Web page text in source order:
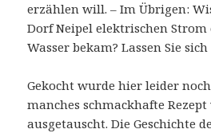
erzählen will. – Im Übrigen:
Dorf Neipel elektrischen Strom
Wasser bekam? Lassen Sie
Gekocht wurde hier leider
manches schmackhafte
ausgetauscht. Die Geschichte